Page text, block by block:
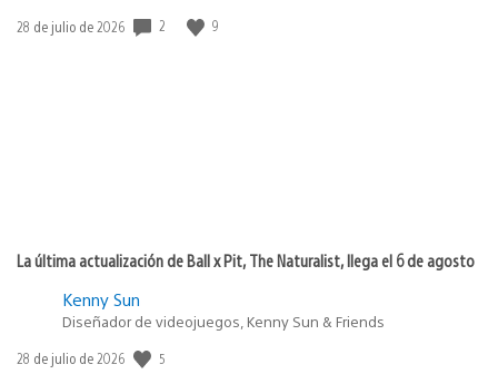
Fecha
28 de julio de 2026 2 9
La última actualización de Ball x Pit, The Naturalist, llega el 6 de agosto
Kenny Sun
Diseñador de videojuegos, Kenny Sun & Friends
Fecha
28 de julio de 2026 5